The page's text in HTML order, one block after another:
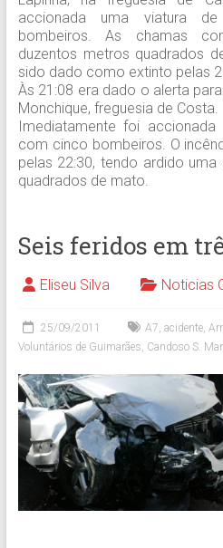
accionada uma viatura
bombeiros. As chamas
duzentos metros quadrados
sido dado como extinto pelas
Às 21:08 era dado o alerta
Monchique, freguesia de Costa.
Imediatamente foi
com cinco bombeiros. O
pelas 22:30, tendo ardido
quadrados de mato.
Seis feridos em
Eliseu Silva Noticias
25/09/2011 A7, acidente,
Voluntários de Guimarães, Candoso S.